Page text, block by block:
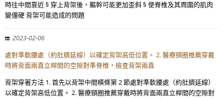
時往中間靠近 § 穿上背架後，軀幹可能更加歪斜 § 使脊椎及其周圍的肌肉
變僵硬 背架可能造成的問題
2023-02-06
處對準軟腰處（約肚臍延線）以確定背架高低位置。 2. 醫療頸圈推薦穿戴
時將背面兩直立桿間的空隙對準脊椎，檢查背架兩直
背架穿著方法 1. 首先以背架中間橫條第 2 節處對準軟腰處（約肚臍延線）
以確定背架高低位置。 2. 醫療頸圈推薦穿戴時將背面兩直立桿間的空隙對